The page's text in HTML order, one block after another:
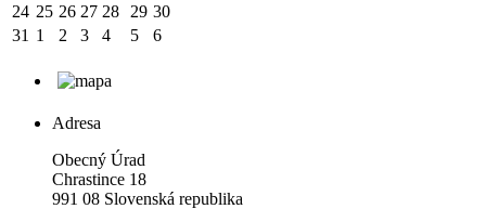
24 25 26 27 28 29 30
31 1 2 3 4 5 6
Adresa
Obecný Úrad
Chrastince 18
991 08 Slovenská republika